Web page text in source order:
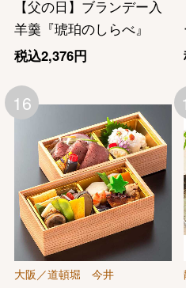
【父の日】ブランデー入
羊羹『琥珀のしらべ』
税込2,376円
大阪／道頓堀 今井
16